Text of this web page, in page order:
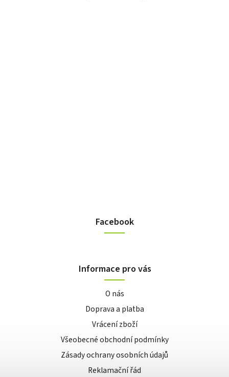
Facebook
Informace pro vás
O nás
Doprava a platba
Vrácení zboží
Všeobecné obchodní podmínky
Zásady ochrany osobních údajů
Reklamační řád